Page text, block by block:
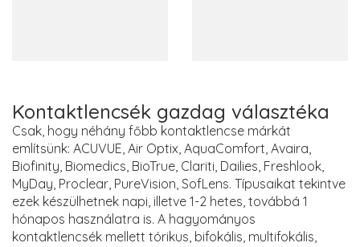
Kontaktlencsék gazdag választéka
Csak, hogy néhány főbb kontaktlencse márkát
említsünk: ACUVUE, Air Optix, AquaComfort, Avaira,
Biofinity, Biomedics, BioTrue, Clariti, Dailies, Freshlook,
MyDay, Proclear, PureVision, SofLens. Típusaikat tekintve
ezek készülhetnek napi, illetve 1-2 hetes, továbbá 1
hónapos használatra is. A hagyományos
kontaktlencsék mellett tórikus, bifokális, multifokális,